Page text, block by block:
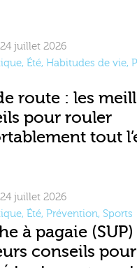
juillet 2026
, Été, Habitudes de vie,
route : les
pour rouler
tout
juillet 2026
, Été, Prévention, Sports
à pagaie (SUP)
conseils